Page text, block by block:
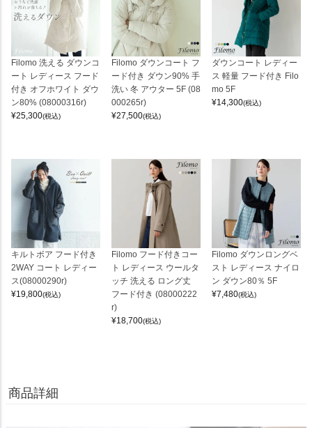
Filomo 洗える ダウンコ
ート レディース フード
付き オフホワイト ダウ
ン80% (08000316r)
¥25,300(税込)
Filomo ダウンコート フ
ード付き ダウン90% 手
洗い 冬 アウター 5F (08
000265r)
¥27,500(税込)
ダウンコート レディー
ス 軽量 フード付き Filo
mo 5F
¥14,300(税込)
キルトボア フード付き
2WAY コート レディー
ス(08000290r)
¥19,800(税込)
Filomo フード付きコー
ト レディース ウールタ
ッチ 洗える ロング丈
フード付き (08000222
r)
¥18,700(税込)
Filomo ダウンロングベ
スト レディース ナイロ
ン ダウン80％ 5F
¥7,480(税込)
商品詳細